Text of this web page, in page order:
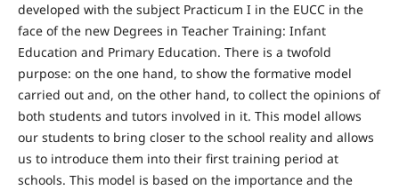
developed with the subject Practicum I in the EUCC in the
face of the new Degrees in Teacher Training: Infant
Education and Primary Education. There is a twofold
purpose: on the one hand, to show the formative model
carried out and, on the other hand, to collect the opinions of
both students and tutors involved in it. This model allows
our students to bring closer to the school reality and allows
us to introduce them into their first training period at
schools. This model is based on the importance and the